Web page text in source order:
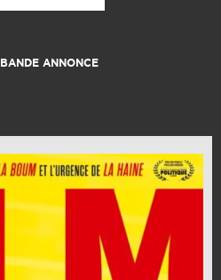
BANDE ANNONCE